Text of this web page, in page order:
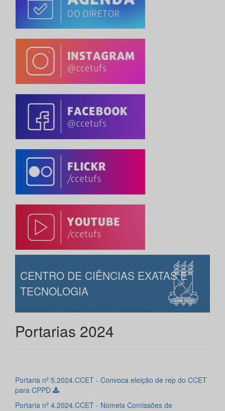
CENTRO DE CIÊNCIAS EXATAS E
TECNOLOGIA
Portarias 2024
Portaria nº 5.2024.CCET - Convoca eleição de rep do CCET
para CPPD
Portaria nº 4.2024.CCET - Nomeia Comissões de